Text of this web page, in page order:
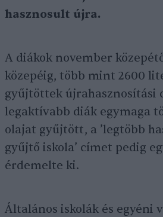
hasznosult újra.
A diákok november
közepéig, több mint 2600
gyűjtöttek újrahasznosítási
legaktívabb diák egymaga
olajat gyűjtött, a ’legtöbb
gyűjtő iskola’ címet pedig
érdemelte ki.
Általános iskolák és egyéni